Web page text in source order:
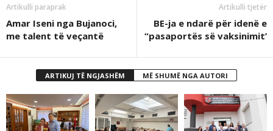
Artikulli paraprak
Amar Iseni nga Bujanoci,
me talent të veçantë
Artikulli tjetër
BE-ja e ndarë për idenë e
“pasaportës së vaksinimit’
ARTIKUJ TË NGJASHËM MË SHUMË NGA AUTORI